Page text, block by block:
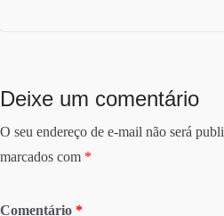
Deixe um comentário
O seu endereço de e-mail não será
marcados com *
Comentário *